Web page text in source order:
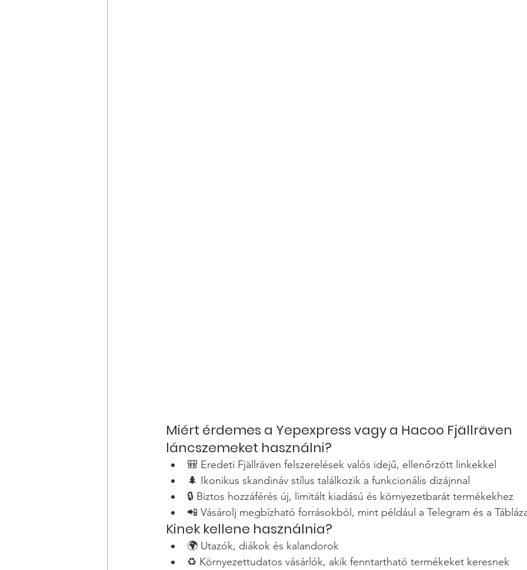
Miért érdemes a Yepexpress vagy a Hacoo Fjällräven
láncszemeket használni?
🎒 Eredeti Fjällräven felszerelések valós idejű, ellenőrzött linkekkel
🌲 Ikonikus skandináv stílus találkozik a funkcionális dizájnnal
🔒 Biztos hozzáférés új, limitált kiadású és környezetbarát termékekhez
📲 Vásárolj megbízható forrásokból, mint például a Telegram és a
Kinek kellene használnia?
🌍 Utazók, diákok és kalandorok
♻️ Környezettudatos vásárlók, akik fenntartható termékeket keresnek